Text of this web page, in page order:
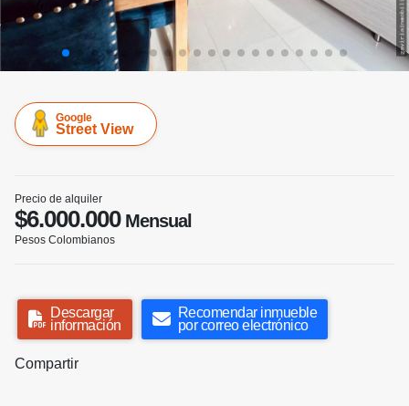
Google
Street View
Precio de alquiler
$6.000.000Mensual
Pesos Colombianos
Descargar
información
Recomendar inmueble
por correo electrónico
Compartir